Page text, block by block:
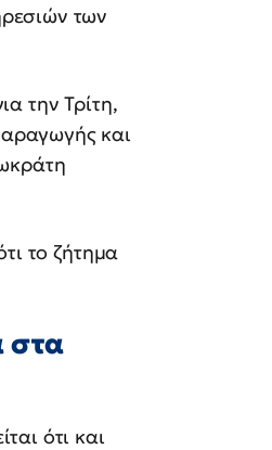
των
την Τρίτη,
και
το ζήτημα
στα
ότι και